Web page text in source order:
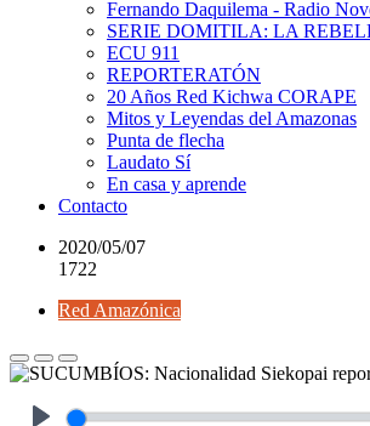
Fernando Daquilema - Radio
SERIE DOMITILA: LA
ECU 911
REPORTERATÓN
20 Años Red Kichwa CORAPE
Mitos y Leyendas del Amazonas
Punta de flecha
Laudato Sí
En casa y aprende
Contacto
2020/05/07
1722
Red Amazónica